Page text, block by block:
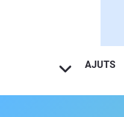
AJUTS